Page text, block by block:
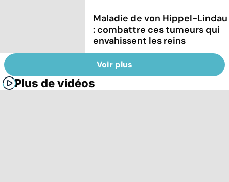
Maladie de von Hippel-Lindau
: combattre ces tumeurs qui
envahissent les reins
Voir plus
Plus de vidéos